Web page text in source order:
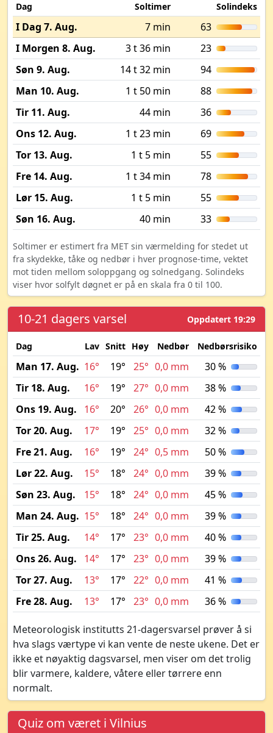
Dag Soltimer Solindeks
I Dag 7. Aug. 7 min
63
I Morgen 8. Aug.
3 t 36 min
23
Søn 9. Aug.
14 t 32 min
94
Man 10. Aug.
1 t 50 min
88
Tir 11. Aug.
44 min
36
Ons 12. Aug.
1 t 23 min
69
Tor 13. Aug.
1 t 5 min
55
Fre 14. Aug.
1 t 34 min
78
Lør 15. Aug.
1 t 5 min
55
Søn 16. Aug.
40 min 33
Soltimer er estimert fra MET sin værmelding for stedet ut
fra skydekke, tåke og nedbør i hver prognose-time, vektet
mot tiden mellom soloppgang og solnedgang. Solindeks
viser hvor solfylt døgnet er på en skala fra 0 til 100.
10-21 dagers varsel Oppdatert 19:29
Dag Lav Snitt Høy Nedbør Nedbørsrisiko
Man 17. Aug. 16° 19° 25° 0,0 mm
30 %
Tir 18. Aug.
16° 19° 27° 0,0 mm
38 %
Ons 19. Aug.
16° 20° 26° 0,0 mm
42 %
Tor 20. Aug.
17° 19° 25° 0,0 mm
32 %
Fre 21. Aug.
16° 19° 24° 0,5 mm
50 %
Lør 22. Aug.
15° 18° 24° 0,0 mm
39 %
Søn 23. Aug.
15° 18° 24° 0,0 mm
45 %
Man 24. Aug. 15° 18° 24° 0,0 mm
39 %
Tir 25. Aug.
14° 17° 23° 0,0 mm
40 %
Ons 26. Aug.
14° 17° 23° 0,0 mm
39 %
Tor 27. Aug.
13° 17° 22° 0,0 mm
41 %
Fre 28. Aug.
13° 17° 23° 0,0 mm 36 %
Meteorologisk institutts 21-dagersvarsel prøver å si
hva slags værtype vi kan vente de neste ukene. Det er
ikke et nøyaktig dagsvarsel, men viser om det trolig
blir varmere, kaldere, våtere eller tørrere enn
normalt.
Quiz om været i Vilnius